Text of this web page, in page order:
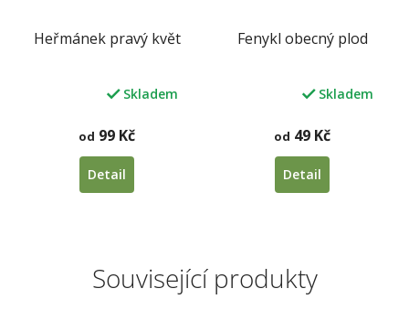
Související produkty
Heřmánek pravý květ
Skladem
od 99 Kč
Detail
Fenykl obecný plod
Skladem
od 49 Kč
Detail